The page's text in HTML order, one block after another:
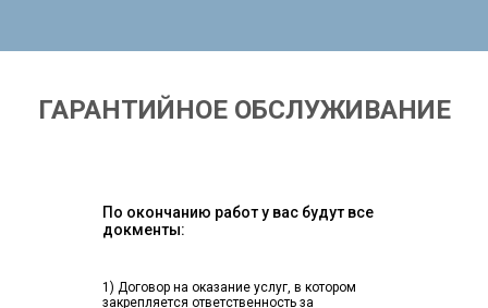
ГАРАНТИЙНОЕ ОБСЛУЖИВАНИЕ
По окончанию работ у вас будут все
докменты:
1) Договор на оказание услуг, в котором
закрепляется ответственность за